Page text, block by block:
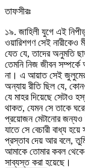
তাফসীরঃ
১৯. জাহিলী যুগে এই
ওয়ারিশগণ সেই নারীকেও
যেত যে, তাদের অনুমতি
তেমনি নিজ জীবন
না। এ আয়াত সেই
অন্যায় রীতি ছিল যে,
যে মাহর দিয়েছে সেটাও
থাকত, যেমন সে তাকে
প্রয়োজন মেটানোর জন্যও
যাতে সে বেচারী বাধ্য
প্রস্তাব দেয় আর বলে,
আমাকে তোমার কবল
সাব্যস্ত করা হয়েছে।